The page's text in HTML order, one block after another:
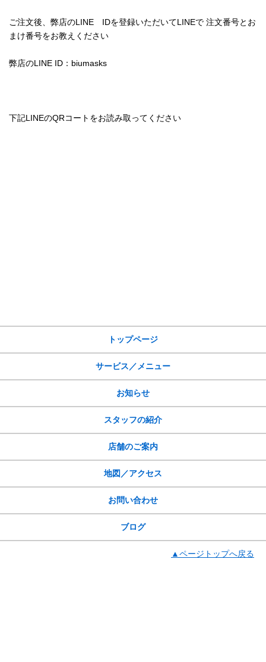
ご注文後、弊店のLINE IDを登録いただいてLINEで 注文番号とお
まけ番号をお教えください
弊店のLINE ID：biumasks
下記LINEのQRコートをお読み取ってください
トップページ
サービス／メニュー
お知らせ
スタッフの紹介
店舗のご案内
地図／アクセス
お問い合わせ
ブログ
▲ページトップへ戻る